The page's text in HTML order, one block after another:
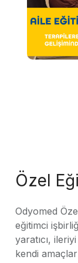
Özel
Odyomed
eğitimci
yaratıcı,
kendi